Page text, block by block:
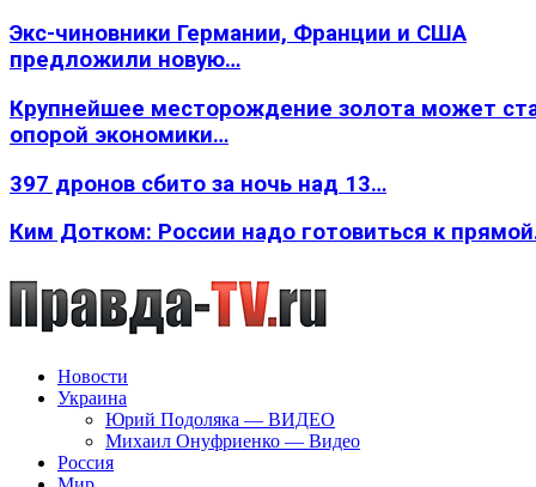
Экс-чиновники Германии, Франции и США
предложили новую…
Крупнейшее месторождение золота может
опорой экономики…
397 дронов сбито за ночь над 13…
Ким Дотком: России надо готовиться к
Новости
Украина
Юрий Подоляка — ВИДЕО
Михаил Онуфриенко — Видео
Россия